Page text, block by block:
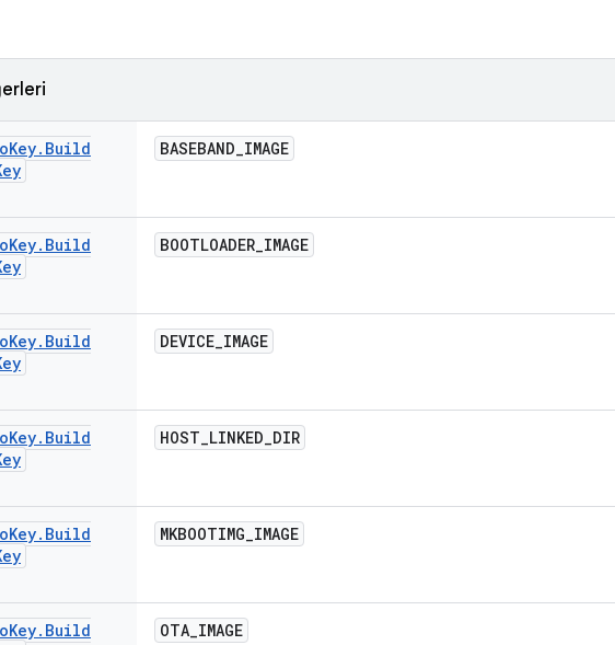
Key. Build
BASEBAND_IMAGE
Key. Build
BOOTLOADER_IMAGE
Key. Build
DEVICE_IMAGE
Key. Build
HOST_LINKED_DIR
Key. Build
MKBOOTIMG_IMAGE
Key. Build
OTA_IMAGE